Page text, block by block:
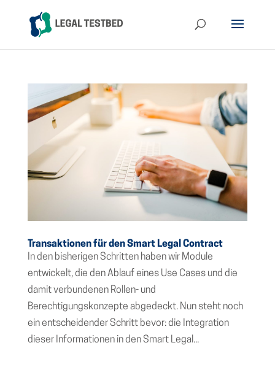
Transaktionen für den Smart Legal Contract
In den bisherigen Schritten haben wir Module
entwickelt, die den Ablauf eines Use Cases und die
damit verbundenen Rollen- und
Berechtigungskonzepte abgedeckt. Nun steht noch
ein entscheidender Schritt bevor: die Integration
dieser Informationen in den Smart Legal...